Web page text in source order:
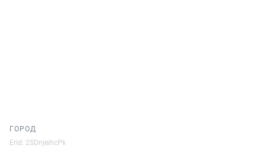
ГОРОД
Erid: 2SDnjeihcPk